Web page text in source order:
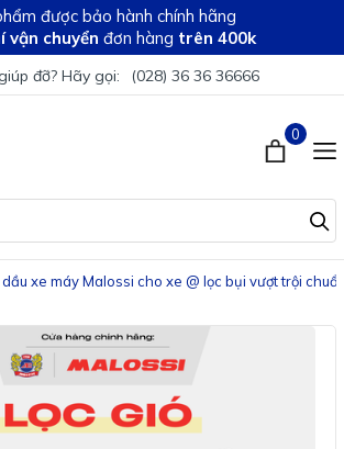
được bảo hành chính hãng
vận chuyển đơn hàng trên 400k
đỡ? Hãy gọi: (028) 36 36 36666
0
xe máy Malossi cho xe @ lọc bụi vượt trội